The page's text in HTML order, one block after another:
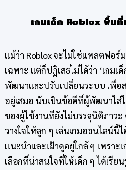
เกมเด็ก Robloxพื้นที่
แม้ว่า Roblox จะไม่ใช่แพลตฟอร์
เฉพาะ แต่ก็ปฏิเสธไม่ได้ว่า ‘เกมเ
พัฒนาและปรับเปลี่ยนระบบ เพื่อ
อยู่เสมอ นับเป็นข้อดีที่ผู้พัฒนาใส่
ของผู้ใช้งานที่ยังไม่บรรลุนิติภา
วางใจให้ลูก ๆ เล่นเกมออนไลน์นี้
แนะนำและเฝ้าดูอยู่ใกล้ ๆ เพราะเ
เลือกที่น่าสนใจที่ให้เด็ก ๆ ได้เรี